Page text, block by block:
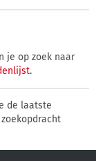
je op zoek naar
.
de laatste